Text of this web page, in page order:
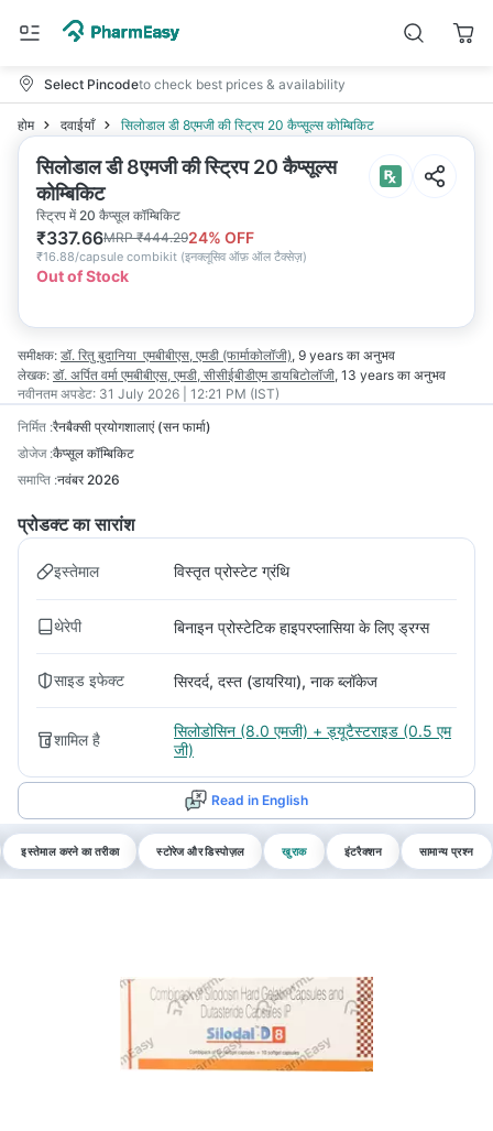
Select Pincodeto check best prices & availability
होम दवाईयाँ सिलोडाल डी 8एमजी की स्ट्रिप 20 कैप्सूल्स कोम्बिकिट
सिलोडाल डी 8एमजी की स्ट्रिप 20 कैप्सूल्स
कोम्बिकिट
स्ट्रिप में 20 कैप्सूल कॉम्बिकिट
₹337.66MRP₹444.2924% OFF
₹16.88/capsule combikit (इनक्लूसिव ऑफ़ ऑल टैक्सेज़)
Out of Stock
समीक्षक: डॉ. रितु बुदानिया एमबीबीएस, एमडी (फार्माकोलॉजी), 9 years का अनुभव
लेखक: डॉ. अर्पित वर्मा एमबीबीएस, एमडी, सीसीईबीडीएम डायबिटोलॉजी, 13 years का अनुभव
नवीनतम अपडेट: 31 July 2026 | 12:21 PM (IST)
निर्मित :रैनबैक्सी प्रयोगशालाएं (सन फार्मा)
डोजेज :कैप्सूल कॉम्बिकिट
समाप्ति :नवंबर 2026
प्रोडक्ट का सारांश
इस्तेमाल विस्तृत प्रोस्टेट ग्रंथि
थेरेपी बिनाइन प्रोस्टेटिक हाइपरप्लासिया के लिए ड्रग्स
साइड इफेक्ट सिरदर्द, दस्त (डायरिया), नाक ब्लॉकेज
शामिल है
सिलोडोसिन (8.0 एमजी) + ड्यूटैस्टराइड (0.5 एम
जी)
Read in English
इस्तेमाल करने का तरीका स्टोरेज और डिस्पोज़ल खुराक इंटरैक्शन सामान्य प्रश्न